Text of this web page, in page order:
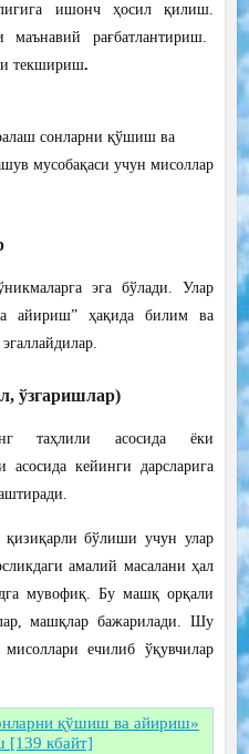
ишонч ҳосил қилиш.
маънавий рағбатлантириш.
текшириш.
сонларни қўшиш ва
мусобақаси учун мисоллар
эга бўлади. Улар
айириш” ҳақида
билим ва
ўзгаришлар)
таҳлили асосида ёки
асосида кейинги дарсларига
қизиқарли бўлиши учун улар
амалий масалани ҳал
мувофиқ. Бу машқ орқали
машқлар бажарилади. Шу
ечилиб ўқувчилар
қўшиш ва айириш»
[139 кбайт]